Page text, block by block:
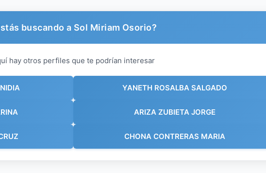
buscando a Sol Miriam Osorio?
hay otros perfiles que te podrían interesar
YANETH ROSALBA SALGADO
ARIZA ZUBIETA JORGE
CHONA CONTRERAS MARIA